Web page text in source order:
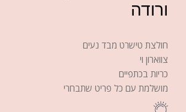
ורודה
חולצת טישרט מבד נעים
צווארון וי
כריות בכתפיים
מושלמת עם כל פריט שתבחרי